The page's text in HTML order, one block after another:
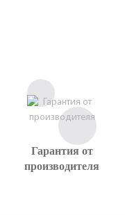
Гарантия от
производителя